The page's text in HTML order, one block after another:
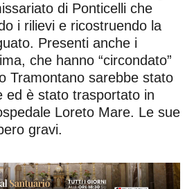
di Ponticelli che
i rilievi e ricostruendo la
Presenti anche i
che hanno “circondato”
Tramontano sarebbe stato
ed è stato trasportato in
Loreto Mare. Le sue
gravi.